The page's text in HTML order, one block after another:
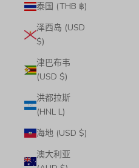
泰国 (THB ฿)
泽西岛 (USD
$)
津巴布韦
(USD $)
洪都拉斯
(HNL L)
海地 (USD $)
澳大利亚